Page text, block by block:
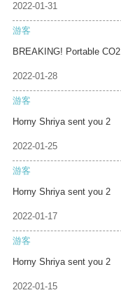
2022-01-31
游客
BREAKING! Portable CO2
2022-01-28
游客
Horny Shriya sent you 2
2022-01-25
游客
Horny Shriya sent you 2
2022-01-17
游客
Horny Shriya sent you 2
2022-01-15